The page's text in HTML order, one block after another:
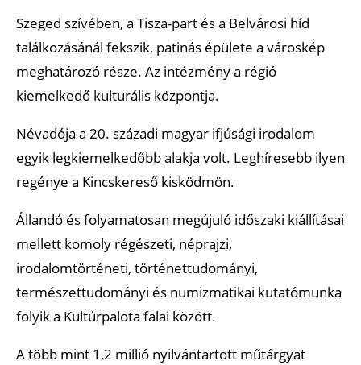
Szeged szívében, a Tisza-part és a Belvárosi híd
találkozásánál fekszik, patinás épülete a városkép
meghatározó része. Az intézmény a régió
kiemelkedő kulturális központja.
Névadója a 20. századi magyar ifjúsági irodalom
egyik legkiemelkedőbb alakja volt. Leghíresebb ilyen
regénye a Kincskereső kisködmön.
Állandó és folyamatosan megújuló időszaki kiállításai
mellett komoly régészeti, néprajzi,
irodalomtörténeti, történettudományi,
természettudományi és numizmatikai kutatómunka
folyik a Kultúrpalota falai között.
A több mint 1,2 millió nyilvántartott műtárgyat